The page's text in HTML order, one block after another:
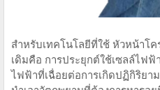
สำหรับเทคโนโลยีที่ใช้ หัวหน้าโค
เดิมคือ การประยุกต์ใช้เซลล์ไฟ
ไฟฟ้าที่เฉื่อยต่อการเกิดปฏิกิริยา